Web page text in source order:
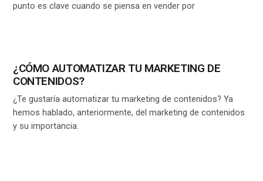
punto es clave cuando se piensa en vender por
¿CÓMO AUTOMATIZAR TU MARKETING DE
CONTENIDOS?
¿Te gustaría automatizar tu marketing de contenidos? Ya
hemos hablado, anteriormente, del marketing de contenidos
y su importancia.